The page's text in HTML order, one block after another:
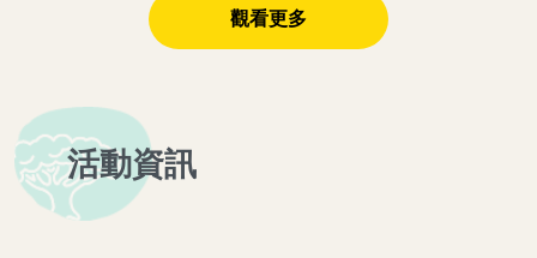
觀看更多
活動資訊